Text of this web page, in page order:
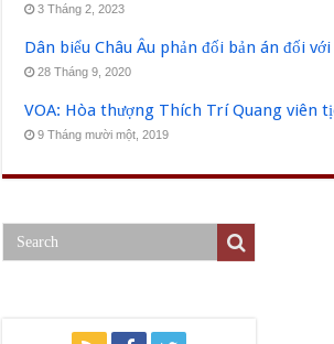
3 Tháng 2, 2023
Dân biểu Châu Âu phản đối bản án đối
28 Tháng 9, 2020
VOA: Hòa thượng Thích Trí Quang viên
9 Tháng mười một, 2019